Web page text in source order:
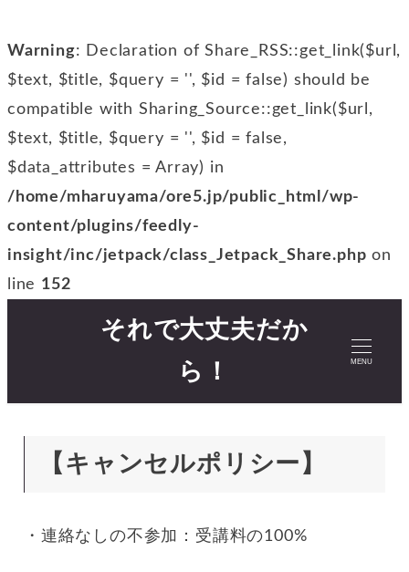
Warning: Declaration of Share_RSS::get_link($url,
$text, $title, $query = '', $id = false) should be
compatible with Sharing_Source::get_link($url,
$text, $title, $query = '', $id = false,
$data_attributes = Array) in
/home/mharuyama/ore5.jp/public_html/wp-
content/plugins/feedly-
insight/inc/jetpack/class_Jetpack_Share.php on
line 152
それで大丈夫だか
ら！
MENU
【キャンセルポリシー】
・連絡なしの不参加：受講料の100%